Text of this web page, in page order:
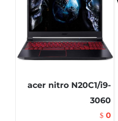
acer nitro N20C1/i9-
3060
$ 0